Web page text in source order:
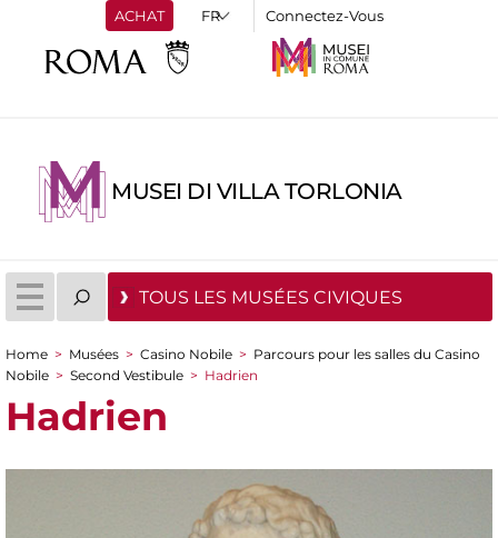
ACHAT Connectez-Vous
MUSEI DI VILLA TORLONIA
TOUS LES MUSÉES CIVIQUES
You are here
Home > Musées > Casino Nobile > Parcours pour les salles du Casino
Nobile > Second Vestibule > Hadrien
Hadrien